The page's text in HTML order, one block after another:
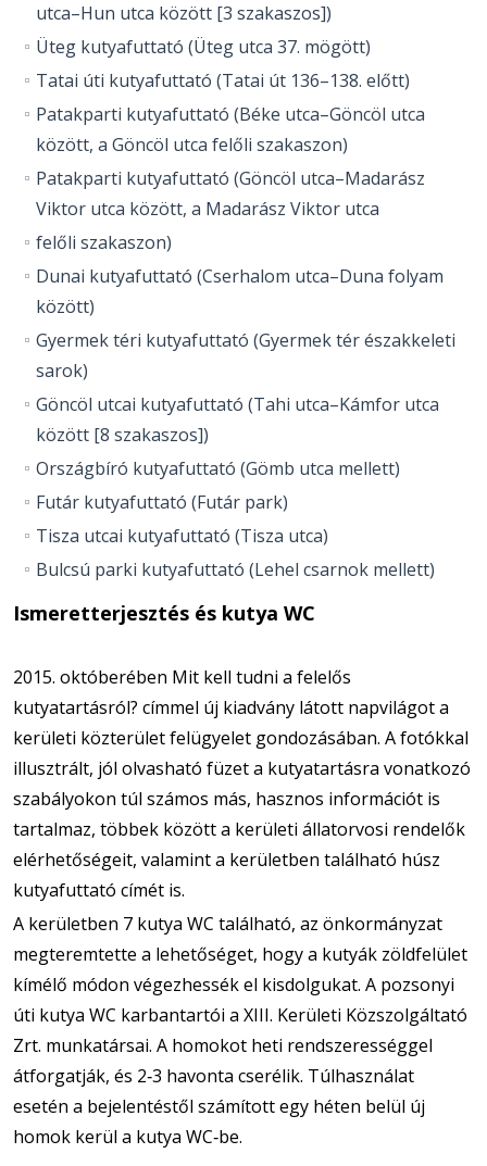
utca–Hun utca között [3 szakaszos])
Üteg kutyafuttató (Üteg utca 37. mögött)
Tatai úti kutyafuttató (Tatai út 136–138. előtt)
Patakparti kutyafuttató (Béke utca–Göncöl utca
között, a Göncöl utca felőli szakaszon)
Patakparti kutyafuttató (Göncöl utca–Madarász
Viktor utca között, a Madarász Viktor utca
felőli szakaszon)
Dunai kutyafuttató (Cserhalom utca–Duna folyam
között)
Gyermek téri kutyafuttató (Gyermek tér északkeleti
sarok)
Göncöl utcai kutyafuttató (Tahi utca–Kámfor utca
között [8 szakaszos])
Országbíró kutyafuttató (Gömb utca mellett)
Futár kutyafuttató (Futár park)
Tisza utcai kutyafuttató (Tisza utca)
Bulcsú parki kutyafuttató (Lehel csarnok mellett)
Ismeretterjesztés és kutya WC
2015. októberében Mit kell tudni a felelős
kutyatartásról? címmel új kiadvány látott napvilágot a
kerületi közterület felügyelet gondozásában. A fotókkal
illusztrált, jól olvasható füzet a kutyatartásra vonatkozó
szabályokon túl számos más, hasznos információt is
tartalmaz, többek között a kerületi állatorvosi rendelők
elérhetőségeit, valamint a kerületben található húsz
kutyafuttató címét is.
A kerületben 7 kutya WC található, az önkormányzat
megteremtette a lehetőséget, hogy a kutyák zöldfelület
kímélő módon végezhessék el kisdolgukat. A pozsonyi
úti kutya WC karbantartói a XIII. Kerületi Közszolgáltató
Zrt. munkatársai. A homokot heti rendszerességgel
átforgatják, és 2‐3 havonta cserélik. Túlhasználat
esetén a bejelentéstől számított egy héten belül új
homok kerül a kutya WC‐be.